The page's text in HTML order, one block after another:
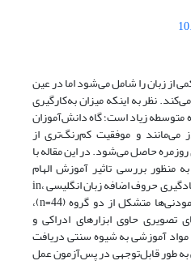
از زبان را شامل می‌شود اما در عین
نظر به اینکه میزان به‌کارگیری
زیاد است؛ گاه دانش‌آموزان
می‌مانند و موفقیت کم‌رنگ‌تری از
حاصل می‌شود. در این مقاله با
منظور بررسی تاثیر آموزش الهام
گرفته از زبانشناسی شناختی بر یادگیری حروف اضافه زبان انگلیسی in،
on و at پرداخته شده است. آزمودنی‌ها متشکل از دو گروه (n=44)،
تصویری حاوی ابزارهای ادراکی و
آموزشی به شیوه سنتی دریافت
به طور قابل‌توجهی در پس‌آزمون عمل